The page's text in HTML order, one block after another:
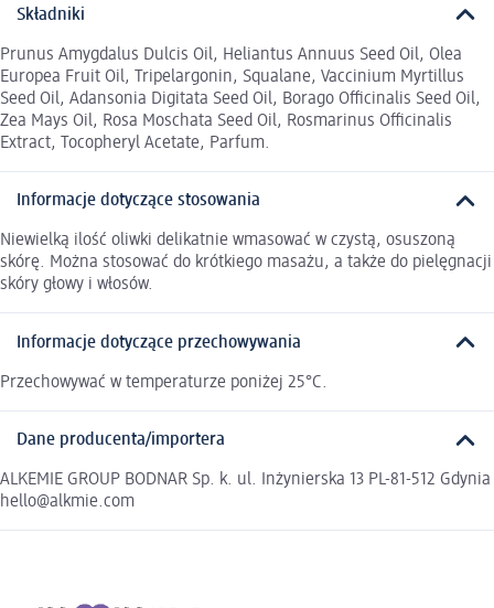
Składniki
Prunus Amygdalus Dulcis Oil, Heliantus Annuus Seed Oil, Olea
Europea Fruit Oil, Tripelargonin, Squalane, Vaccinium Myrtillus
Seed Oil, Adansonia Digitata Seed Oil, Borago Officinalis Seed Oil,
Zea Mays Oil, Rosa Moschata Seed Oil, Rosmarinus Officinalis
Extract, Tocopheryl Acetate, Parfum.
Informacje dotyczące stosowania
Niewielką ilość oliwki delikatnie wmasować w czystą, osuszoną
skórę. Można stosować do krótkiego masażu, a także do pielęgnacji
skóry głowy i włosów.
Informacje dotyczące przechowywania
Przechowywać w temperaturze poniżej 25°C.
Dane producenta/importera
ALKEMIE GROUP BODNAR Sp. k. ul. Inżynierska 13 PL-81-512 Gdynia
hello@alkmie.com